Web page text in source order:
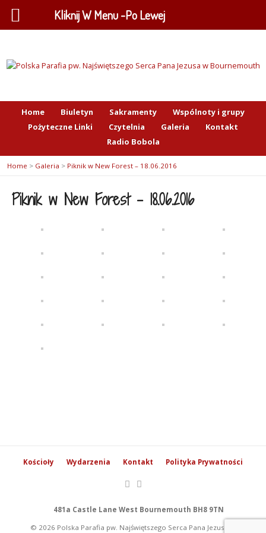
Home Biuletyn Sakramenty
Wspólnoty i grupy
Pożyteczne Linki
Czytelnia Galeria
Kontakt
Radio Bobola
Home > Galeria > Piknik w New Forest – 18.06.2016
Piknik w New Forest – 18.06.2016
Kościoły Wydarzenia Kontakt Polityka Prywatności
481a Castle Lane West Bournemouth BH8 9TN
© 2026 Polska Parafia pw. Najświętszego Serca Pana Jezusa w
Kliknij W Menu -Po Lewej